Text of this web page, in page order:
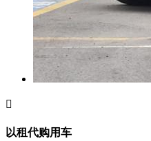

以租代购用车